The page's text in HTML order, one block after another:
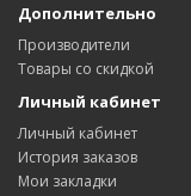
Дополнительно
Производители
Товары со скидкой
Личный кабинет
Личный кабинет
История заказов
Мои закладки